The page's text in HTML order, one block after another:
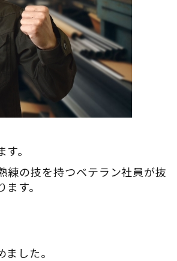
。
練の技を持つベテラン社員が抜
す。
した。